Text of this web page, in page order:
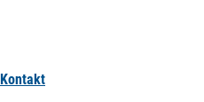
Kontakt